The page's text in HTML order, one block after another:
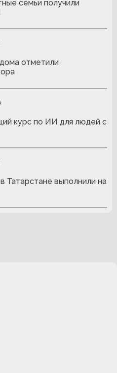
семьи получили
отметили
курс по ИИ для людей с
Татарстане выполнили на